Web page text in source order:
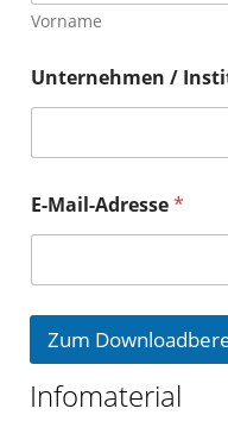
Vorname
Unternehmen /
E-Mail-Adresse*
Zum
Infomaterial